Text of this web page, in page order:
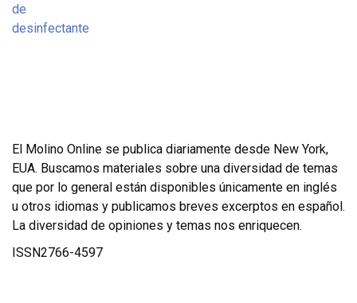
El Molino Online se publica diariamente desde New York,
EUA. Buscamos materiales sobre una diversidad de temas
que por lo general están disponibles únicamente en inglés
u otros idiomas y publicamos breves excerptos en español.
La diversidad de opiniones y temas nos enriquecen.
ISSN2766-4597